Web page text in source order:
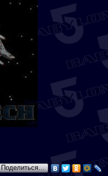
Поделиться…